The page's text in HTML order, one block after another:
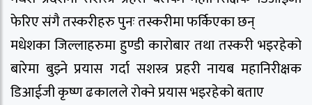
फेरिए संगै तस्करीहरु पुनः तस्करीमा फर्किएका छन्
मधेशका जिल्लाहरुमा हुण्डी कारोबार तथा तस्करी भइरहेको
बारेमा बुझ्ने प्रयास गर्दा सशस्त्र प्रहरी नायब महानिरीक्षक
डिआईजी कृष्ण ढकालले रोक्ने प्रयास भइरहेको बताए